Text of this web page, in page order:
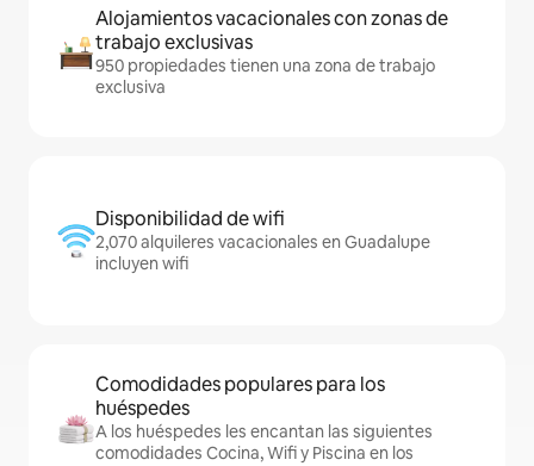
Alojamientos vacacionales con zonas de
trabajo exclusivas
950 propiedades tienen una zona de trabajo
exclusiva
Disponibilidad de wifi
2,070 alquileres vacacionales en Guadalupe
incluyen wifi
Comodidades populares para los
huéspedes
A los huéspedes les encantan las siguientes
comodidades Cocina, Wifi y Piscina en los